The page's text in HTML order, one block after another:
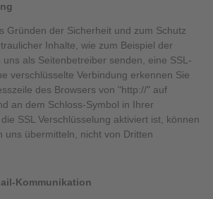
Gründen der Sicherheit und zum Schutz
Inhalte, wie zum Beispiel der
als Seitenbetreiber senden, eine SSL-
verschlüsselte Verbindung erkennen Sie
des Browsers von "http://" auf
an dem Schloss-Symbol in Ihrer
SSL Verschlüsselung aktiviert ist, können
uns übermitteln, nicht von Dritten
Kommunikation